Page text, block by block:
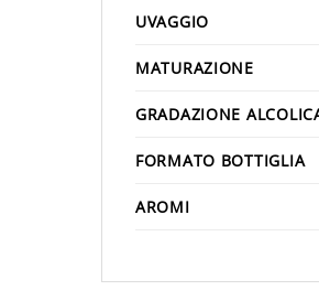
UVAGGIO
MATURAZIONE
GRADAZIONE
FORMATO BOTTIGLIA
AROMI